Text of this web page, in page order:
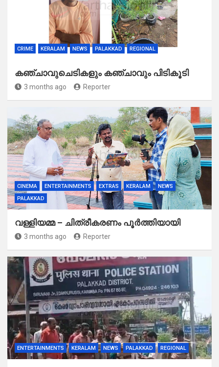
CRIME KERALAM NEWS PALAKKAD REGIONAL
കഞ്ചാവുചെടികളും കഞ്ചാവും പിടികൂടി
3 months ago Reporter
CINEMA ENTERTAINMENTS EXTRAS KERALAM
NEWS
PALAKKAD
വള്ളിയമ്മ – ചിത്രീകരണം പൂർത്തിയായി
3 months ago Reporter
ENTERTAINMENTS KERALAM NEWS PALAKKAD REGIONAL